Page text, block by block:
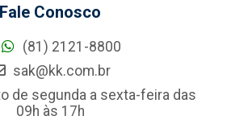
Fale Conosco
(81) 2121-8800
sak@kk.com.br
de segunda a sexta-feira das
09h às 17h